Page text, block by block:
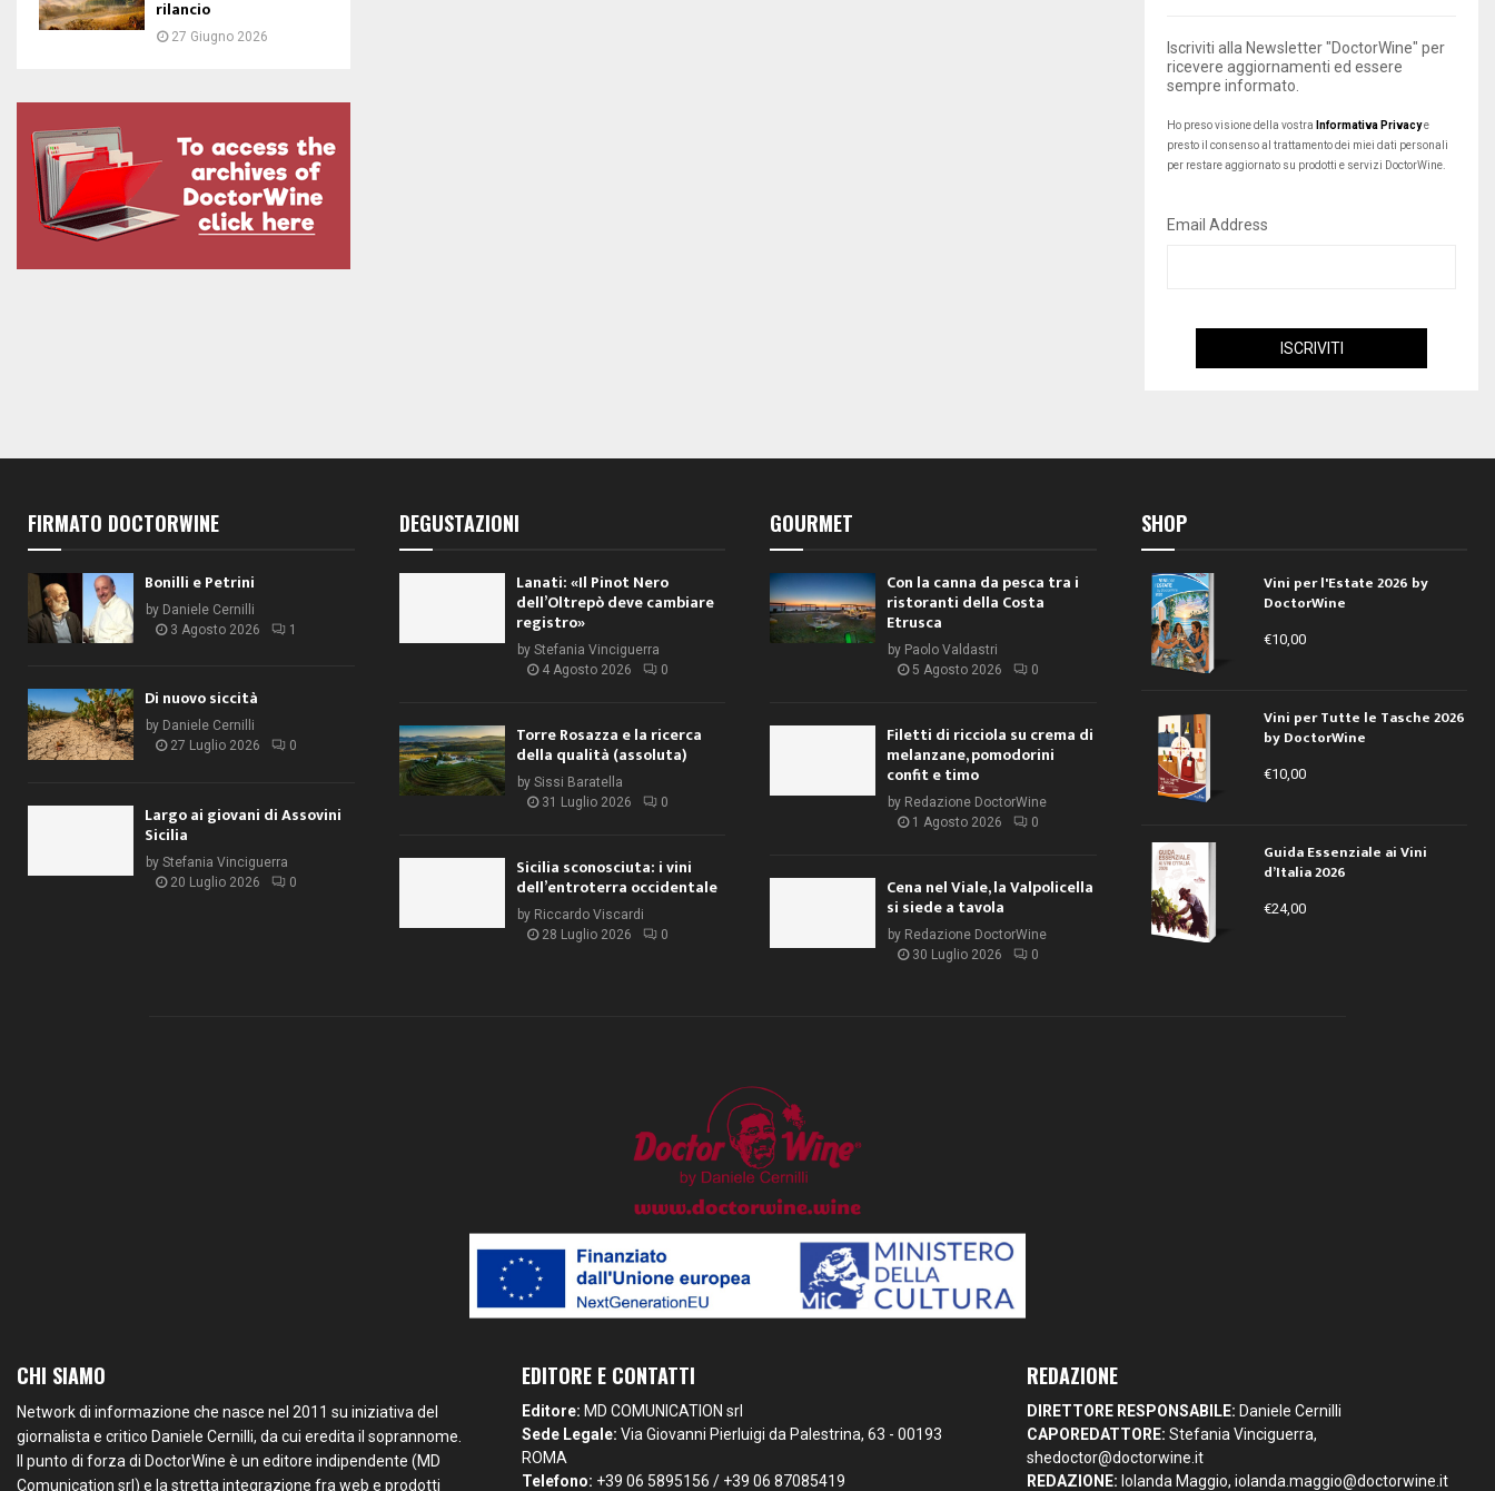
rilancio
27 Giugno 2026
Iscriviti alla Newsletter "DoctorWine" per
ricevere aggiornamenti ed essere
sempre informato.
Ho preso visione della vostra Informativa Privacye
presto il consenso al trattamento dei miei dati personali
per restare aggiornato su prodotti e servizi DoctorWine.
Email Address
FIRMATO DOCTORWINE
Bonilli e Petrini
by Daniele Cernilli
3 Agosto 2026
1
Di nuovo siccità
by Daniele Cernilli
27 Luglio 2026
0
Largo ai giovani di Assovini
Sicilia
by Stefania Vinciguerra
20 Luglio 2026
0
DEGUSTAZIONI
Lanati: «Il Pinot Nero
dell’Oltrepò deve cambiare
registro»
by Stefania Vinciguerra
4 Agosto 2026
0
Torre Rosazza e la ricerca
della qualità (assoluta)
by Sissi Baratella
31 Luglio 2026
0
Sicilia sconosciuta: i vini
dell’entroterra occidentale
by Riccardo Viscardi
28 Luglio 2026
0
GOURMET
Con la canna da pesca tra i
ristoranti della Costa
Etrusca
by Paolo Valdastri
5 Agosto 2026
0
Filetti di ricciola su crema di
melanzane, pomodorini
confit e timo
by Redazione DoctorWine
1 Agosto 2026
0
Cena nel Viale, la Valpolicella
si siede a tavola
by Redazione DoctorWine
30 Luglio 2026
0
SHOP
Vini per l'Estate 2026 by
DoctorWine
€10,00
Vini per Tutte le Tasche 2026
by DoctorWine
€10,00
Guida Essenziale ai Vini
d’Italia 2026
€24,00
CHI SIAMO
Network di informazione che nasce nel 2011 su iniziativa del
giornalista e critico Daniele Cernilli, da cui eredita il soprannome.
Il punto di forza di DoctorWine è un editore indipendente (MD
Comunication srl) e la stretta integrazione fra web e prodotti
EDITORE E CONTATTI
Editore: MD COMUNICATION srl
Sede Legale: Via Giovanni Pierluigi da Palestrina, 63 - 00193
ROMA
Telefono: +39 06 5895156 / +39 06 87085419
REDAZIONE
DIRETTORE RESPONSABILE: Daniele Cernilli
CAPOREDATTORE: Stefania Vinciguerra,
shedoctor@doctorwine.it
REDAZIONE: Iolanda Maggio,iolanda.maggio@doctorwine.it